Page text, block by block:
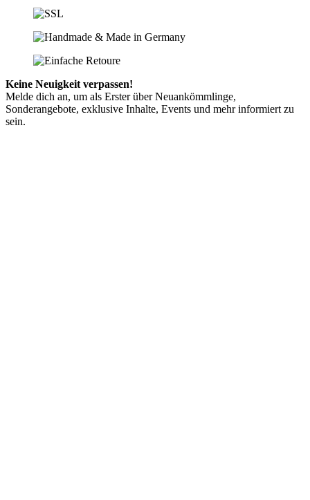
Keine Neuigkeit verpassen!
Melde dich an, um als Erster über Neuankömmlinge,
Sonderangebote, exklusive Inhalte, Events und mehr informiert zu
sein.